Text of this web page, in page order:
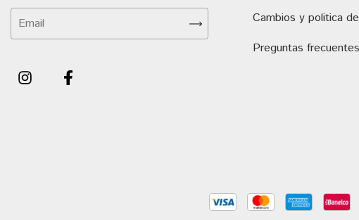
Cambios y politica
Preguntas frecuentes